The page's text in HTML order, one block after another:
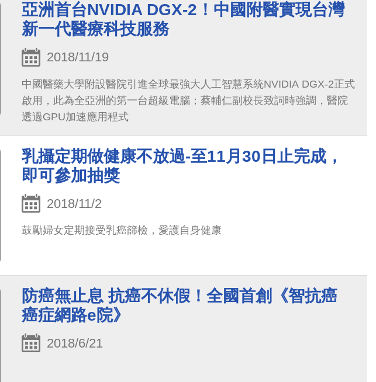
亞洲首台NVIDIA DGX-2！中國附醫實現台灣
新一代醫療科技服務
2018/11/19
中國醫藥大學附設醫院引進全球最強大人工智慧系統NVIDIA DGX-2正式
啟用，此為全亞洲的第一台超級電腦；蔡輔仁副校長致詞時強調，醫院
透過GPU加速應用程式
乳攝定期做健康不放過-至11月30日止完成，
即可參加抽獎
2018/11/2
鼓勵婦女定期接受乳癌篩檢，愛護自身健康
防癌無止息 抗癌不休假！全國首創《智抗癌
癌症網路e院》
2018/6/21